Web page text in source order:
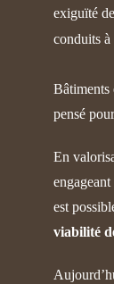
exiguïté
conduits à
Bâtiments
pensé
En
est
viabilité